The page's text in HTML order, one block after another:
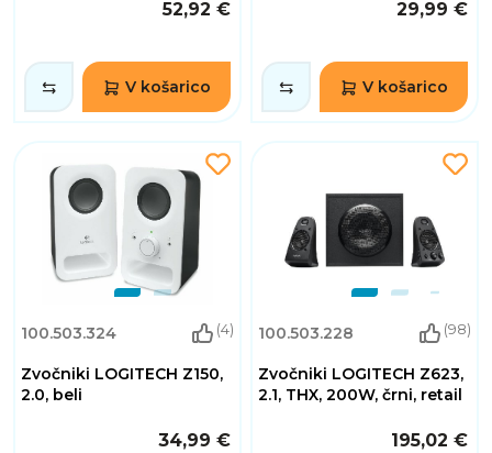
52,92 €
V košarico
29,99 €
V košarico
100.503.324 (4)
Zvočniki LOGITECH Z150,
2.0, beli
34,99 €
100.503.228 (98)
Zvočniki LOGITECH Z623,
2.1, THX, 200W, črni, retail
195,02 €